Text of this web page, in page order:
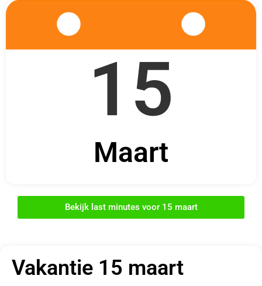
15
Maart
Bekijk last minutes voor 15 maart
Vakantie 15 maart